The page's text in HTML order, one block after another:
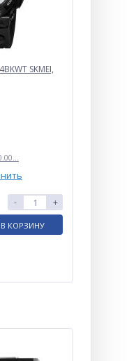
SKMEI,
- +
В КОРЗИНУ